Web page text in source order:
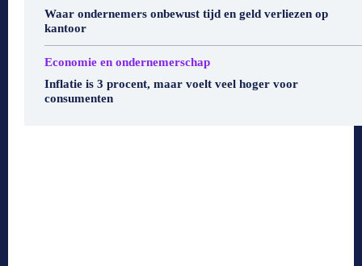
Waar ondernemers onbewust tijd en geld verliezen op
kantoor
Economie en ondernemerschap
Inflatie is 3 procent, maar voelt veel hoger voor
consumenten